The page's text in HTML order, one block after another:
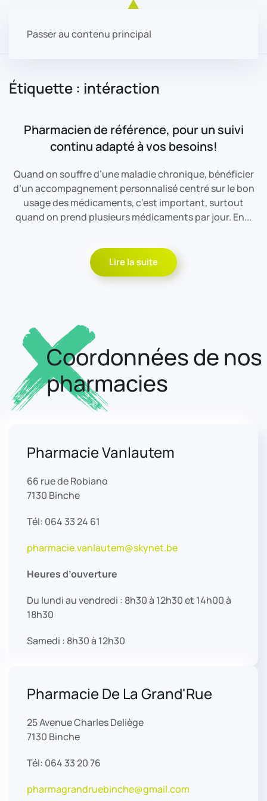
Passer au contenu principal
Étiquette : intéraction
Pharmacien de référence, pour un suivi
continu adapté à vos besoins!
Quand on souffre d’une maladie chronique, bénéficier
d’un accompagnement personnalisé centré sur le bon
usage des médicaments, c’est important, surtout
quand on prend plusieurs médicaments par jour. En...
Lire la suite
Coordonnées de nos
pharmacies
Pharmacie Vanlautem
66 rue de Robiano
7130 Binche
Tél: 064 33 24 61
pharmacie.vanlautem@skynet.be
Heures d’ouverture
Du lundi au vendredi : 8h30 à 12h30 et 14h00 à
18h30
Samedi : 8h30 à 12h30
Pharmacie De La Grand'Rue
25 Avenue Charles Deliège
7130 Binche
Tél: 064 33 20 76
pharmagrandruebinche@gmail.com